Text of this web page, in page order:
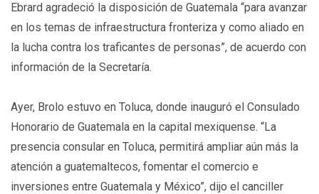
Ebrard agradeció la disposición de Guatemala “para avanzar
en los temas de infraestructura fronteriza y como aliado en
la lucha contra los traficantes de personas”, de acuerdo con
información de la Secretaría.
Ayer, Brolo estuvo en Toluca, donde inauguró el Consulado
Honorario de Guatemala en la capital mexiquense. “La
presencia consular en Toluca, permitirá ampliar aún más la
atención a guatemaltecos, fomentar el comercio e
inversiones entre Guatemala y México”, dijo el canciller